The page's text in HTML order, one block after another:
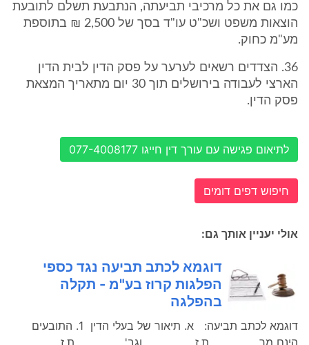
כמו גם את כל מרכיבי תביעתה, הנתבעת תשלם לתובעת
הוצאות משפט ושכ"ט עו"ד בסך של 2,500 ₪ בתוספת
מע"מ כחוק.
36. הצדדים רשאים לערער על פסק הדין לבית הדין
הארצי לעבודה בירושלים תוך 30 יום מתאריך המצאת
פסק הדין.
לתיאום פגישה עם עורך דין חייגו 077-4008177
חיפוש דפים דומים
אולי יעניין אותך גם:
דוגמא לכתב תביעה נגד כספי
הפלגות קרוז בע"מ - תקלה
בהפלגה
דוגמא לכתב תביעה: א. תיאור של בעלי הדין 1. התובעים
הינם מר _________ ת.ז. _________ וגב' _________ ת.ז.